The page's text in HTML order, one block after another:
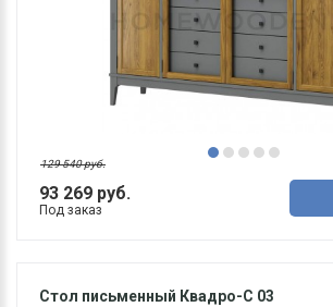
93 269 руб.
129 540 руб.
Под заказ
Стол письменный Квадро-С 03